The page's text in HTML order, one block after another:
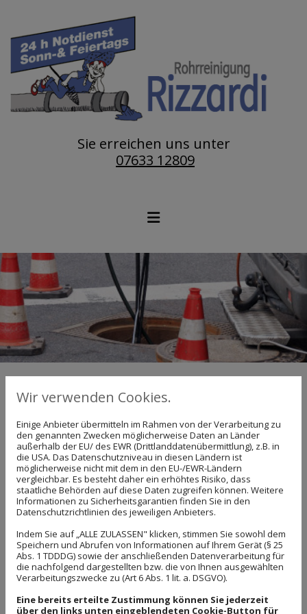
Sie erreichen uns unter
07633 12809
Dachrinnenreinigung
Schnell und kompetent
Per Rohrreinigungsspirale und Hochdruckspülen
rücken wir Verunreinigungen und Verstopfungen in
Ein verstopfter Abfluss kann sehr unangenehm sein.
Als Ihr kompetenter Partner für dasSäubern und
Instandhalten von Rohrleitungenstehen wir Ihnen
in Sachen Rohrreinigung hilfreich zur Seite.
Wir verwenden Cookies.
Einige Anbieter übermitteln im Rahmen von der Verarbeitung zu
den genannten Zwecken möglicherweise Daten an Länder
außerhalb der EU/ des EWR (Drittlanddatenübermittlung), z.B. in
die USA. Das Datenschutzniveau in diesen Ländern ist
möglicherweise nicht mit dem in den EU-/EWR-Ländern
vergleichbar. Es besteht daher ein erhöhtes Risiko, dass
staatliche Behörden auf diese Daten zugreifen können. Weitere
Informationen zu Sicherheitsgarantien finden Sie in den
Datenschutzrichtlinien des jeweiligen Anbieters.
Indem Sie auf „ALLE ZULASSEN" klicken, stimmen Sie sowohl dem
Speichern und Abrufen von Informationen auf Ihrem Gerät (§ 25
Abs. 1 TDDDG) sowie der anschließenden Datenverarbeitung für
die nachfolgend dargestellten bzw. die von Ihnen ausgewählten
Verarbeitungszwecke zu (Art 6 Abs. 1 lit. a. DSGVO).
Eine bereits erteilte Zustimmung können Sie jederzeit
über den links unten eingeblendeten Cookie-Button für